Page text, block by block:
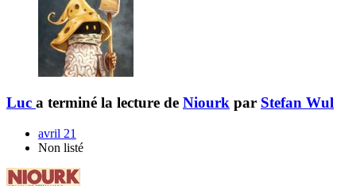
Luc a terminé la lecture de Niourk par Stefan Wul
avril 21
Non listé